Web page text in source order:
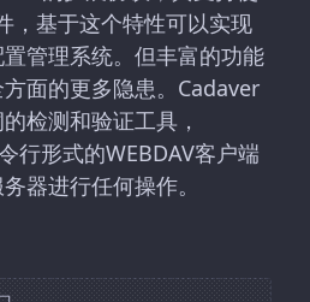
，基于这个特性可以实现
管理系统。但丰富的功能
面的更多隐患。Cadaver
检测和验证工具，
行形式的WEBDAV客户端
器进行任何操作。